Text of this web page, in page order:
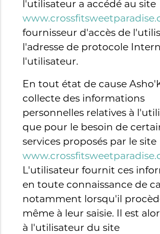
l'utilisateur a accédé au site
fournisseur d'accès de
l'adresse de protocole
l'utilisateur.
En tout état de cause
collecte des informations
personnelles relatives à
que pour le besoin de
services proposés par le site
L'utilisateur fournit ces
en toute connaissance de
notamment lorsqu'il
même à leur saisie. Il est
à l'utilisateur du site